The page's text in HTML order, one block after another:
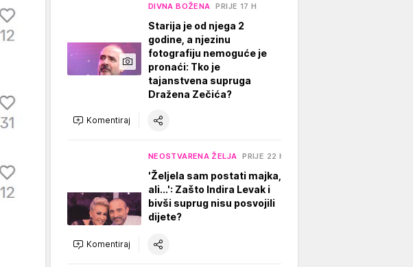
DIVNA BOŽENA PRIJE 17 H
Starija je od njega 2
godine, a njezinu
fotografiju nemoguće je
pronaći: Tko je
tajanstvena supruga
Dražena Zečića?
Komentiraj
NEOSTVARENA ŽELJA PRIJE 22 H
'Željela sam postati majka,
ali...': Zašto Indira Levak i
bivši suprug nisu posvojili
dijete?
Komentiraj